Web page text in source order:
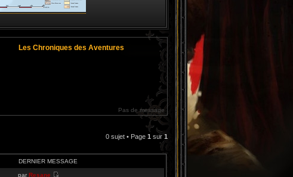
Les Chroniques des Aventures
Pas de message
0 sujet • Page 1 sur1
DERNIER MESSAGE
parResane